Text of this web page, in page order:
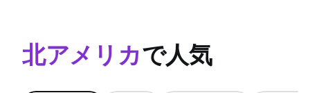
北アメリカで人気